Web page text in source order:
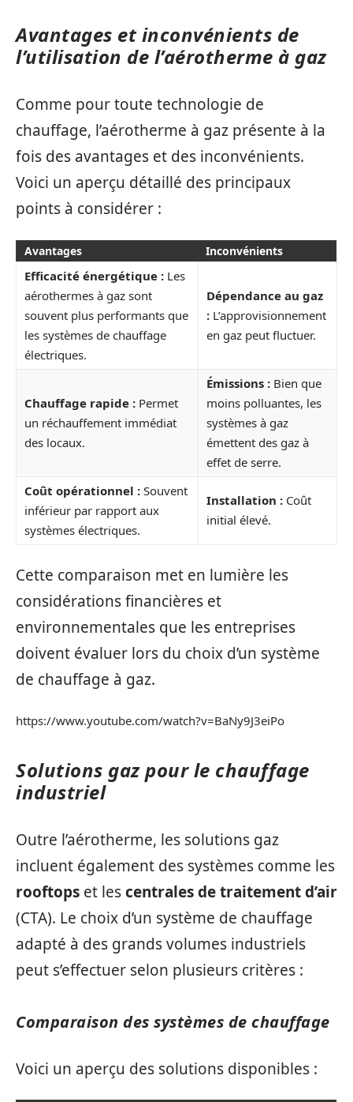
Avantages et inconvénients de
l’utilisation de l’aérotherme à gaz
Comme pour toute technologie de
chauffage, l’aérotherme à gaz présente à la
fois des avantages et des inconvénients.
Voici un aperçu détaillé des principaux
points à considérer :
Avantages Inconvénients
Efficacité énergétique : Les
aérothermes à gaz sont
souvent plus performants que
les systèmes de chauffage
électriques.
Dépendance au gaz
: L’approvisionnement
en gaz peut fluctuer.
Chauffage rapide : Permet
un réchauffement immédiat
des locaux.
Émissions : Bien que
moins polluantes, les
systèmes à gaz
émettent des gaz à
effet de serre.
Coût opérationnel : Souvent
inférieur par rapport aux
systèmes électriques.
Installation : Coût
initial élevé.
Cette comparaison met en lumière les
considérations financières et
environnementales que les entreprises
doivent évaluer lors du choix d’un système
de chauffage à gaz.
https://www.youtube.com/watch?v=BaNy9J3eiPo
Solutions gaz pour le chauffage
industriel
Outre l’aérotherme, les solutions gaz
incluent également des systèmes comme les
rooftops et lescentrales de traitement d’air
(CTA). Le choix d’un système de chauffage
adapté à des grands volumes industriels
peut s’effectuer selon plusieurs critères :
Comparaison des systèmes de chauffage
Voici un aperçu des solutions disponibles :